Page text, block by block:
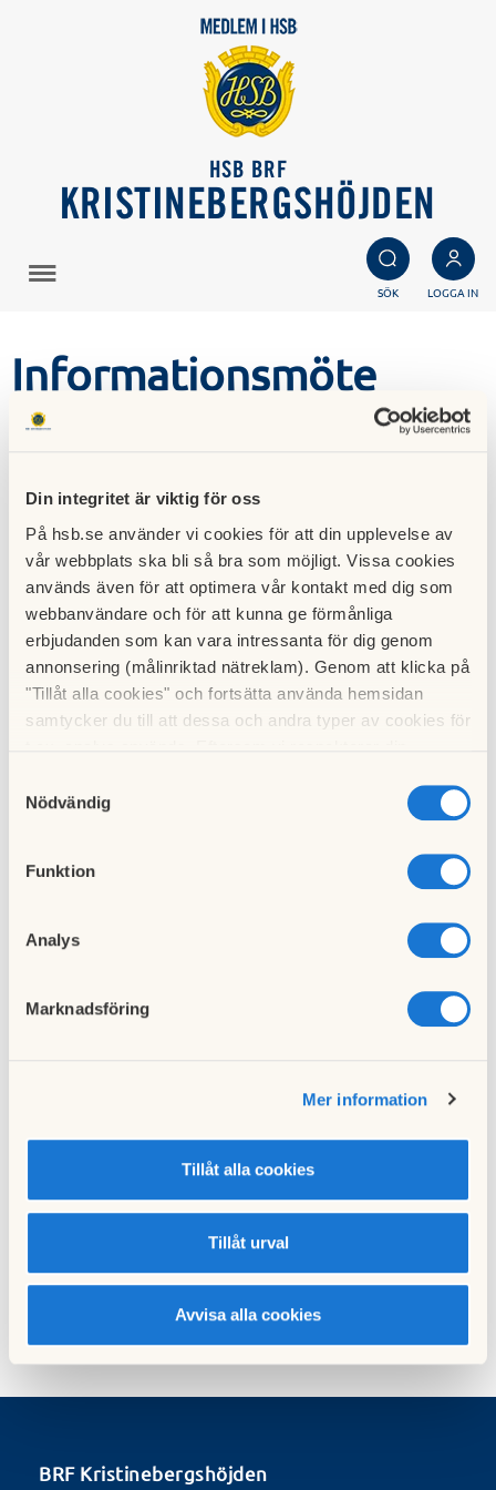
Din integritet är viktig för oss
På hsb.se använder vi cookies för att din upplevelse av
vår webbplats ska bli så bra som möjligt. Vissa cookies
används även för att optimera vår kontakt med dig som
webbanvändare och för att kunna ge förmånliga
erbjudanden som kan vara intressanta för dig genom
annonsering (målinriktad nätreklam). Genom att klicka på
"Tillåt alla cookies" och fortsätta använda hemsidan
samtycker du till att dessa och andra typer av cookies för
cookies och välja att endast tillåta ett urval.
Nödvändig
Funktion
Analys
Marknadsföring
Mer information
Tillåt alla cookies
Tillåt urval
Avvisa alla cookies
HSB BRF
KRISTINEBERGSHÖJDEN
SÖK LOGGA IN
Informationsmöte
styrelsearbete
Nu på onsdag kl 19:30 ordnar vi ett möte med föreningens
styrelse, för de medlemmar som har frågor kring vad det
innebär att sitta i styrelsen, hur ofta den träffas, etc. Passa på
att ställa de frågor ni funderat kring!
För länk till mötet - var vänlig maila oss på:
valberedning.brfkristinebergshojden@hotmail.com!
Emma & Matthias
Brist på styrelseledamöter
24 april 2021
BRF Kristinebergshöjden